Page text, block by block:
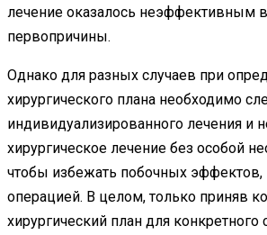
лечение оказалось неэффективным
первопричины.
Однако для разных случаев при
хирургического плана необходимо
индивидуализированного лечения и
хирургическое лечение без особой
чтобы избежать побочных
операцией. В целом, только приняв
хирургический план для конкретного